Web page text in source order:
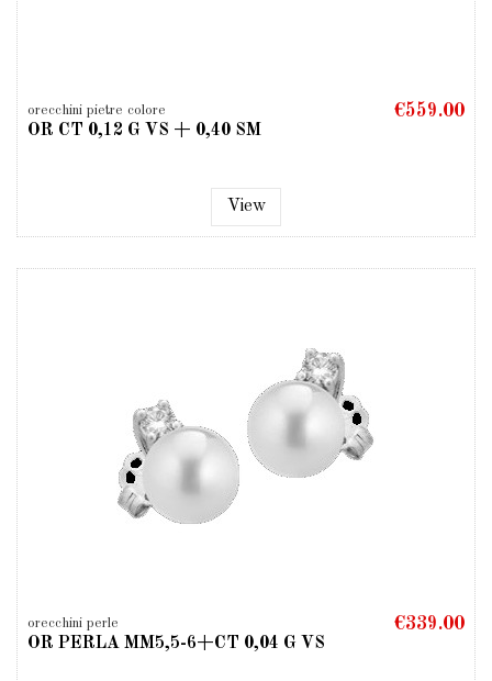
orecchini pietre colore
OR CT 0,12 G VS + 0,40 SM
€559.00
View
orecchini perle
OR PERLA MM5,5-6+CT 0,04 G VS
€339.00